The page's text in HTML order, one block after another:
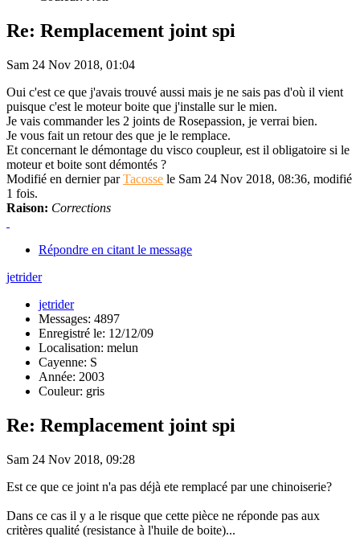
Re: Remplacement joint spi
Sam 24 Nov 2018, 01:04
Oui c'est ce que j'avais trouvé aussi mais je ne sais pas d'où il vient
puisque c'est le moteur boite que j'installe sur le mien.
Je vais commander les 2 joints de Rosepassion, je verrai bien.
Je vous fait un retour des que je le remplace.
Et concernant le démontage du visco coupleur, est il obligatoire si le
moteur et boite sont démontés ?
Modifié en dernier parTacosse le Sam 24 Nov 2018, 08:36, modifié
1 fois.
Raison: Corrections
Répondre en citant le message
jetrider
jetrider
Messages: 4897
Enregistré le: 12/12/09
Localisation: melun
Cayenne: S
Année: 2003
Couleur: gris
Re: Remplacement joint spi
Sam 24 Nov 2018, 09:28
Est ce que ce joint n'a pas déjà ete remplacé par une chinoiserie?
Dans ce cas il y a le risque que cette pièce ne réponde pas aux
critères qualité (resistance à l'huile de boite)...